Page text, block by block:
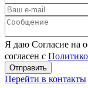
Я даю Согласие на
согласен с
Перейти в контакты